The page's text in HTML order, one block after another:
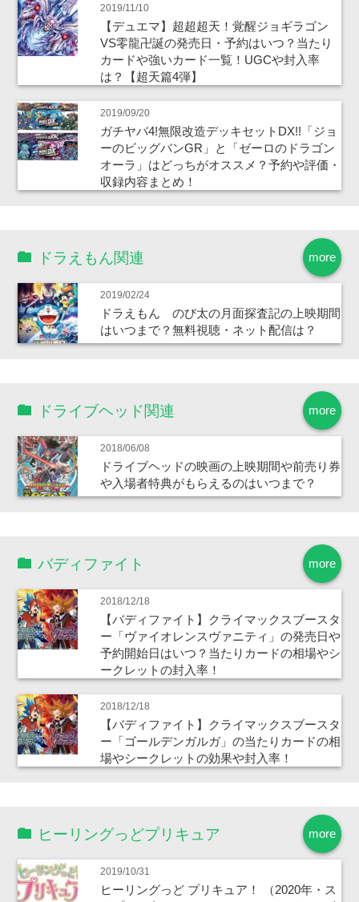
2019/11/10
【デュエマ】超超超天！覚醒ジョギラゴン
VS零龍卍誕の発売日・予約はいつ？当たり
カードや強いカード一覧！UGCや封入率
は？【超天篇4弾】
2019/09/20
ガチヤバ4!無限改造デッキセットDX!!「ジョ
ーのビッグバンGR」と「ゼーロのドラゴン
オーラ」はどっちがオススメ？予約や評価・
収録内容まとめ！
more
ドラえもん関連
2019/02/24
ドラえもん のび太の月面探査記の上映期間
はいつまで？無料視聴・ネット配信は？
more
ドライブヘッド関連
2018/06/08
ドライブヘッドの映画の上映期間や前売り券
や入場者特典がもらえるのはいつまで？
more
バディファイト
2018/12/18
【バディファイト】クライマックスブースタ
ー「ヴァイオレンスヴァニティ」の発売日や
予約開始日はいつ？当たりカードの相場やシ
ークレットの封入率！
2018/12/18
【バディファイト】クライマックスブースタ
ー「ゴールデンガルガ」の当たりカードの相
場やシークレットの効果や封入率！
more
ヒーリングっどプリキュア
2019/10/31
ヒーリングっど プリキュア！ （2020年・ス